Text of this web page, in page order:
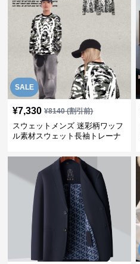
SALE
¥7,330 ¥8140(割引前)
スウェットメンズ 迷彩柄ワッフ
ル素材スウェット長袖トレーナ